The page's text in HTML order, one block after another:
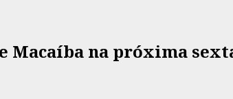
Macaíba na próxima